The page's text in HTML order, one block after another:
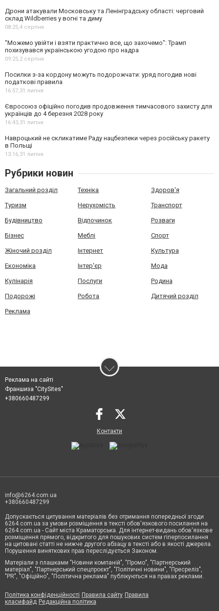
Дрони атакували Московську та Ленінградську області: черговий
склад Wildberries у вогні та диму
08:25,4 серпня
"Можемо увійти і взяти практично все, що захочемо": Трамп
похизувався українською угодою про надра
09:25,2 серпня
Посилки з-за кордону можуть подорожчати: уряд погодив нові
податкові правила
16:57,31 липня
Євросоюз офіційно погодив продовження тимчасового захисту для
українців до 4 березня 2028 року
16:43,31 липня
Навроцький не скликатиме Раду нацбезпеки через російську ракету
в Польщі
13:16,31 липня
Рубрики новин
Загальний розділ Техніка Здоров'я
Туризм Нерухомість Транспорт
Будівництво Відпочинок Розваги
Бізнес Меблі Спорт
Жіночий розділ Інтернет Культура
Економіка Інтер'єр Мода
Кулінарія Послуги Родина
Подорожі Робота Дитячий розділ
Реклама
Реклама на сайті
Франшиза "CitySites"
+380660487299
Контакти
info@6264.com.ua
+380660487299
Допускається цитування матеріалів без отримання попередньої згоди
6264.com.ua за умови розміщення в тексті обов'язкового посилання на
6264.com.ua - Сайт міста Краматорська. Для інтернет-видань обов'язкове
розміщення прямого, відкритого для пошукових систем гіперпосилання
на цитовані статті не нижче другого абзацу в тексті або в якості джерела.
Порушення виняткових прав переслідується Законом.
Матеріали з плашками "Новини компаній", "Промо", "Партнерський
матеріал", "Партнерський спецпроєкт", "Політичні новини", "Пресреліз",
"PR", "Офіційно", "Політична реклама" публікуються на правах реклами.
Політика конфіденційності Правила сайту Правила
класифайд Редакційна політика